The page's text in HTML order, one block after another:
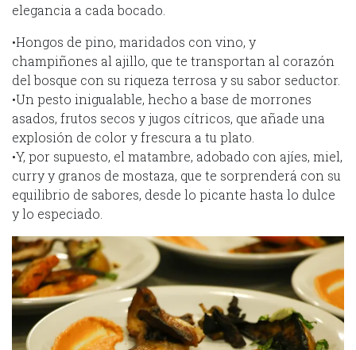
elegancia a cada bocado.
•Hongos de pino, maridados con vino, y
champiñones al ajillo, que te transportan al corazón
del bosque con su riqueza terrosa y su sabor seductor.
•Un pesto inigualable, hecho a base de morrones
asados, frutos secos y jugos cítricos, que añade una
explosión de color y frescura a tu plato.
•Y, por supuesto, el matambre, adobado con ajíes, miel,
curry y granos de mostaza, que te sorprenderá con su
equilibrio de sabores, desde lo picante hasta lo dulce
y lo especiado.